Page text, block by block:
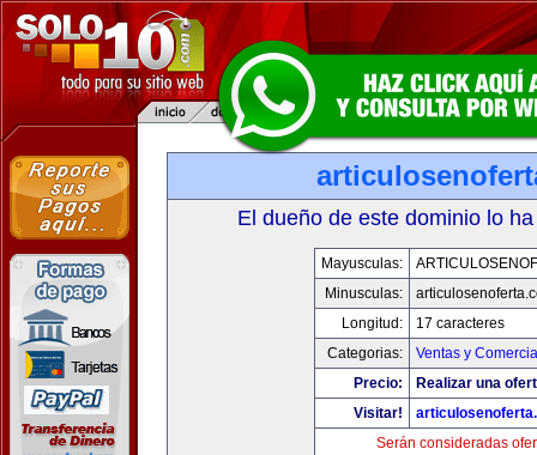
El dueño de este dominio lo
Mayusculas:
Minusculas:
Longitud:
17 caracteres
Categorias:
Ventas y
Precio:
Realizar una
Visitar!
Serán consideradas